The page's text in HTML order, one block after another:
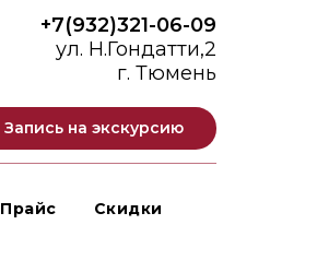
+7(932)321-06-09
ул. Н.Гондатти,2
г. Тюмень
Запись на экскурсию
Прайс
Скидки